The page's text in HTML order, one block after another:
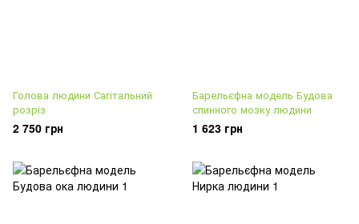
Голова людини Сагітальний
розріз
2 750 грн
Барельєфна модель Будова
спинного мозку людини
1 623 грн